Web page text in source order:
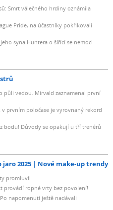
Smrt válečného hrdiny oznámila
Pride, na účastníky pokřikovali
syna Huntera o šířící se nemoci
půli vedou. Mirvald zaznamenal první
v prvním poločase je vyrovnaný rekord
bodu! Důvody se opakují u tří trenérů
2025 Nové make-up trendy
promluvil
provádí ropné vrty bez povolení!
napomenutí ještě nadávali